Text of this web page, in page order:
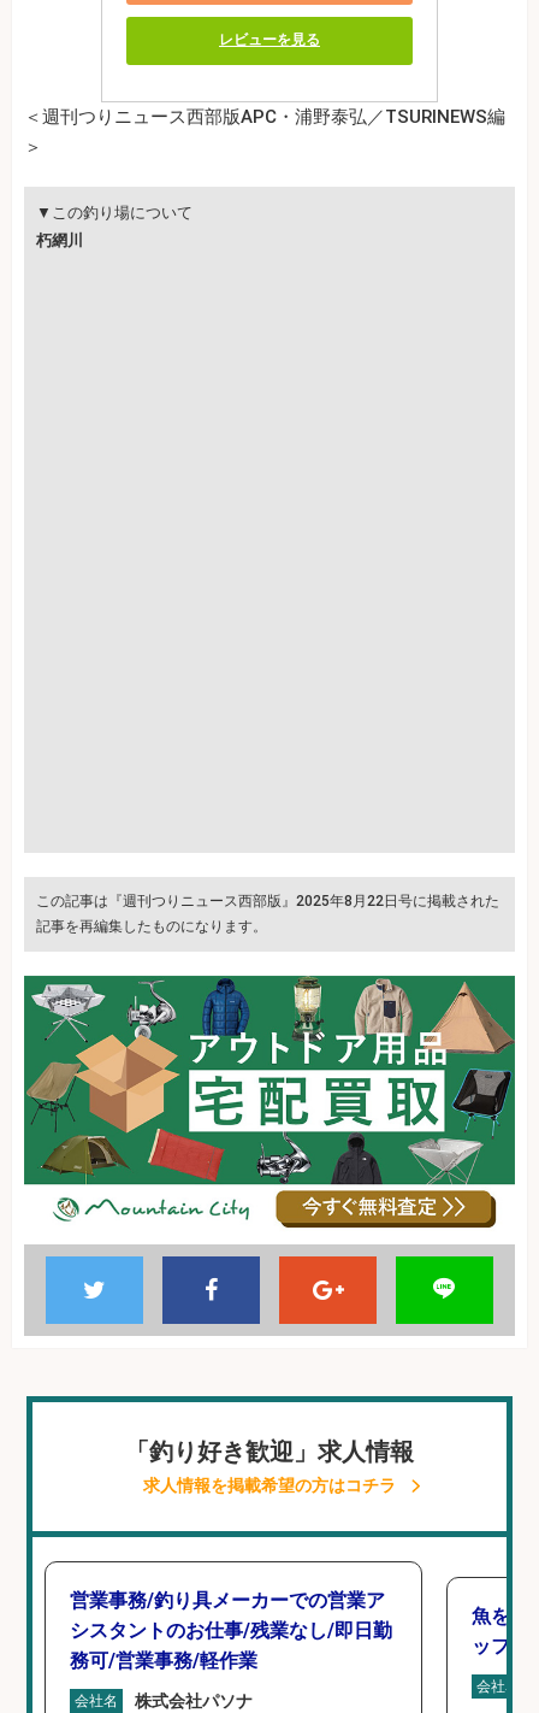
レビューを見る
＜週刊つりニュース西部版APC・浦野泰弘／TSURINEWS編
＞
▼この釣り場について
朽網川
この記事は『週刊つりニュース西部版』2025年8月22日号に掲載された
記事を再編集したものになります。
「釣り好き歓迎」求人情報
求人情報を掲載希望の方はコチラ
営業事務/釣り具メーカーでの営業ア
シスタントのお仕事/残業なし/即日勤
務可/営業事務/軽作業
会社名 株式会社パソナ
魚をさ
ッフ」
会社名